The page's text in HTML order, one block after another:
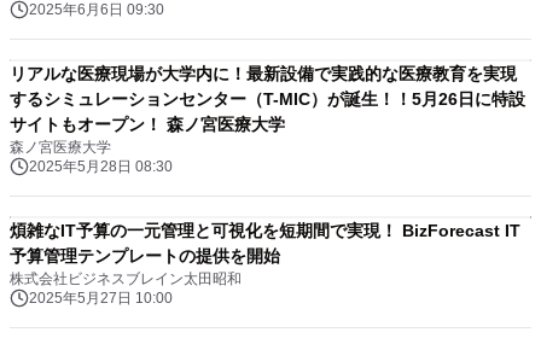
2025年6月6日 09:30
リアルな医療現場が大学内に！最新設備で実践的な医療教育を実現
するシミュレーションセンター（T-MIC）が誕生！！5月26日に特設
サイトもオープン！ 森ノ宮医療大学
森ノ宮医療大学
2025年5月28日 08:30
煩雑なIT予算の一元管理と可視化を短期間で実現！ BizForecast IT
予算管理テンプレートの提供を開始
株式会社ビジネスブレイン太田昭和
2025年5月27日 10:00